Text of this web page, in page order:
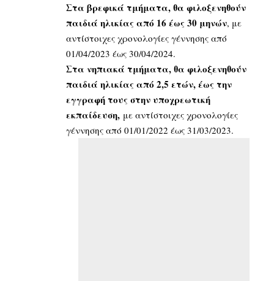
Στα βρεφικά τμήματα, θα φιλοξενηθούν
παιδιά ηλικίας από 16 έως 30 μηνών, με
αντίστοιχες χρονολογίες γέννησης από
01/04/2023 έως 30/04/2024.
Στα νηπιακά τμήματα, θα φιλοξενηθούν
παιδιά ηλικίας από 2,5 ετών, έως την
εγγραφή τους στην υποχρεωτική
εκπαίδευση, με αντίστοιχες χρονολογίες
γέννησης από 01/01/2022 έως 31/03/2023.